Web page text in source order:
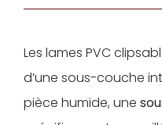
Les lames PVC
d’une sous-couche
pièce humide, une